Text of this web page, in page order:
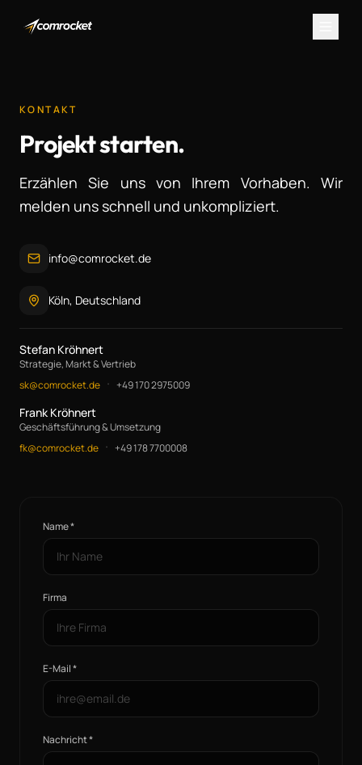
KONTAKT
Projekt starten.
Erzählen Sie uns von Ihrem Vorhaben. Wir
melden uns schnell und unkompliziert.
info@comrocket.de
Köln, Deutschland
Stefan Kröhnert
Strategie, Markt & Vertrieb
sk@comrocket.de · +49 170 2975009
Frank Kröhnert
Geschäftsführung & Umsetzung
fk@comrocket.de · +49 178 7700008
Name *
Firma
E-Mail *
Nachricht *